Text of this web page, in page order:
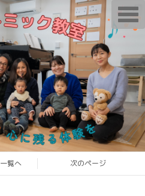
一覧へ 次のページ
T
o
g
e
n
a
v
i
g
i
o
n